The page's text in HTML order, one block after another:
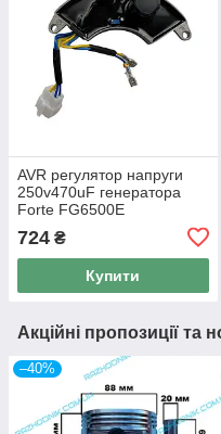
AVR регулятор напруги
250v470uF генератора
Forte FG6500E
724 ₴
Купити
Акційні пропозиції та
–40%